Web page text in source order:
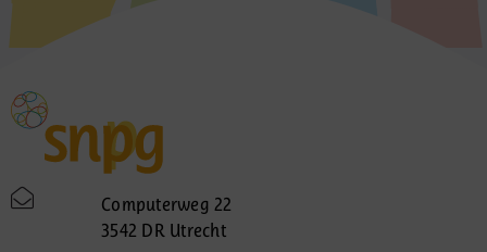
Computerweg 22
3542 DR Utrecht